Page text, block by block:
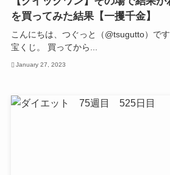
を買ってみた結果【一攫千金】
こんにちは、つぐっと（@tsugutto）で
宝くじ。 買ってから...
January 27, 2023